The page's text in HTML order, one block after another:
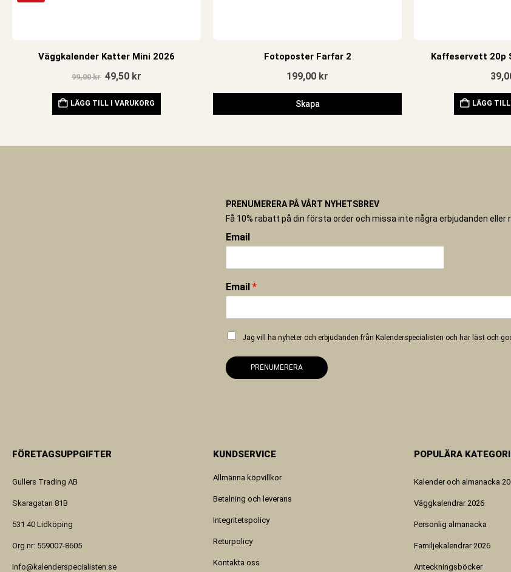
Väggkalender Katter Mini 2026
99,00kr Det
ursprungliga
priset
var:
99,00 kr.
49,50 krDet
priset
är:
49,50 kr.
LÄGG TILL I VARUKORG
Fotoposter Farfar 2
199,00 kr
Skapa
Kaffeservett 20p
LÄGG TILL
PRENUMERERA PÅ VÅRT NYHETSBREV
Få 10% rabatt på din första order och missa inte några erbjudanden eller
Email
Email *
Jag vill ha nyheter och erbjudanden från Kalenderspecialisten och har läst och
PRENUMERERA
FÖRETAGSUPPGIFTER
Gullers Trading AB
Skaragatan 81B
531 40 Lidköping
Org.nr: 559007-8605
info@kalenderspecialisten.se
KUNDSERVICE
Allmänna köpvillkor
Betalning och leverans
Integritetspolicy
Returpolicy
Kontakta oss
POPULÄRA
Kalender och almanacka
Väggkalendrar 2026
Personlig almanacka
Familjekalendrar 2026
Anteckningsböcker